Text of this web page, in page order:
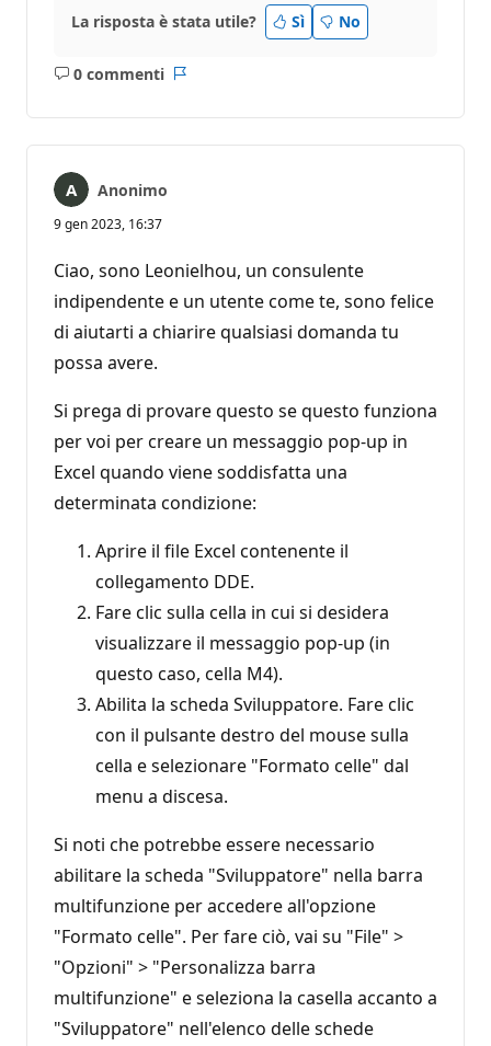
La risposta è stata utile? Sì No
0 commenti
Nessun
Anonimo
9 gen 2023, 16:37
Ciao, sono Leonielhou, un consulente
indipendente e un utente come te, sono felice
di aiutarti a chiarire qualsiasi domanda tu
possa avere.
Si prega di provare questo se questo funziona
per voi per creare un messaggio pop-up in
Excel quando viene soddisfatta una
determinata condizione:
Aprire il file Excel contenente il
collegamento DDE.
Fare clic sulla cella in cui si desidera
visualizzare il messaggio pop-up (in
questo caso, cella M4).
Abilita la scheda Sviluppatore. Fare clic
con il pulsante destro del mouse sulla
cella e selezionare "Formato celle" dal
menu a discesa.
Si noti che potrebbe essere necessario
abilitare la scheda "Sviluppatore" nella barra
multifunzione per accedere all'opzione
"Formato celle". Per fare ciò, vai su "File" >
"Opzioni" > "Personalizza barra
multifunzione" e seleziona la casella accanto a
"Sviluppatore" nell'elenco delle schede